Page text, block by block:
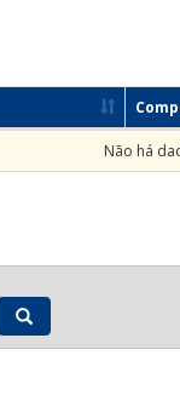
Não há